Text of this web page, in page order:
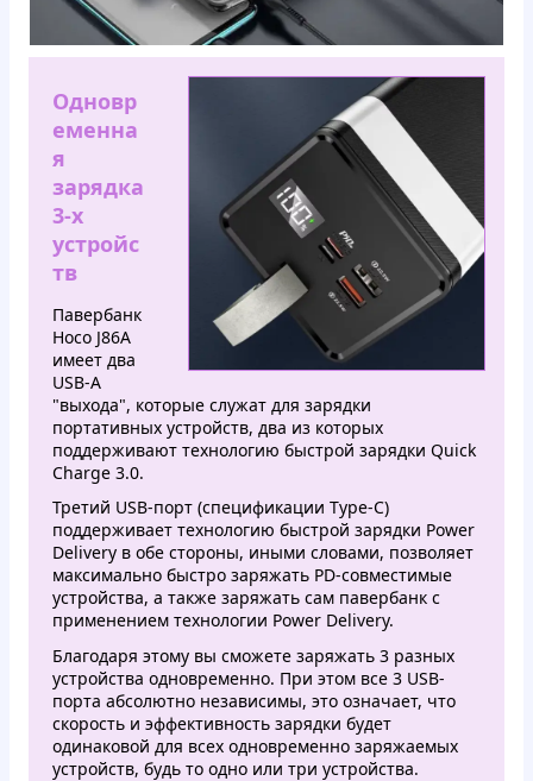
Одновр
еменна
я
зарядка
3-х
устройс
тв
Павербанк
Hoco J86A
имеет два
USB-A
"выхода", которые служат для зарядки
портативных устройств, два из которых
поддерживают технологию быстрой зарядки Quick
Charge 3.0.
Третий USB-порт (спецификации Type-C)
поддерживает технологию быстрой зарядки Power
Delivery в обе стороны, иными словами, позволяет
максимально быстро заряжать PD-совместимые
устройства, а также заряжать сам павербанк с
применением технологии Power Delivery.
Благодаря этому вы сможете заряжать 3 разных
устройства одновременно. При этом все 3 USB-
порта абсолютно независимы, это означает, что
скорость и эффективность зарядки будет
одинаковой для всех одновременно заряжаемых
устройств, будь то одно или три устройства.